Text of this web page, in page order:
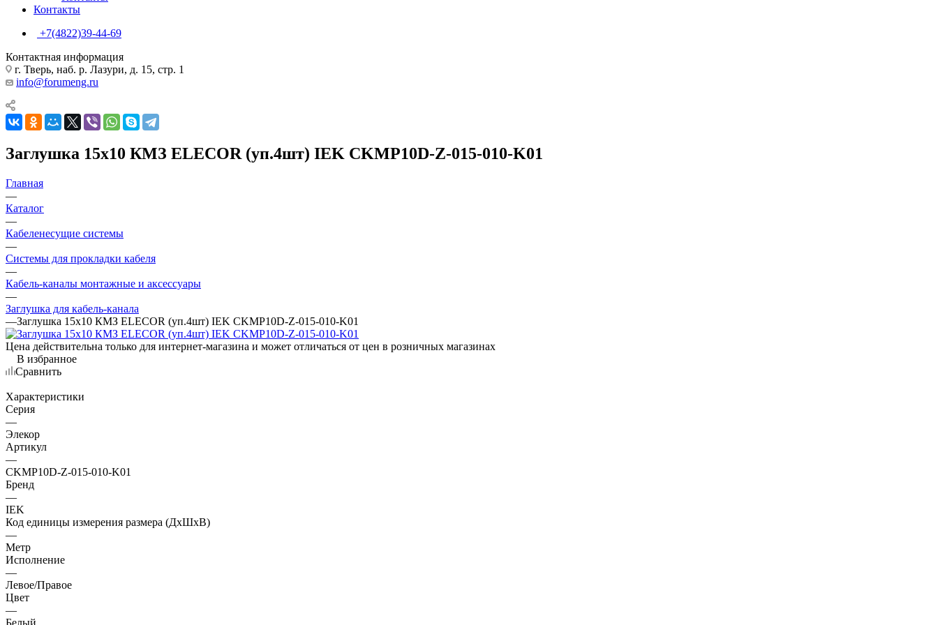
Контакты
+7(4822)39-44-69
Контактная информация
г. Тверь, наб. р. Лазури, д. 15, стр. 1
info@forumeng.ru
Заглушка 15х10 КМЗ ELECOR (уп.4шт) IEK CKMP10D-Z-015-010-K01
Главная
—
Каталог
—
Кабеленесущие системы
—
Системы для прокладки кабеля
—
Кабель-каналы монтажные и аксессуары
—
Заглушка для кабель-канала
—Заглушка 15х10 КМЗ ELECOR (уп.4шт) IEK CKMP10D-Z-015-010-K01
Цена действительна только для интернет-магазина и может отличаться от цен в розничных магазинах
В избранное
Сравнить
Характеристики
Серия
—
Элекор
Артикул
—
CKMP10D-Z-015-010-K01
Бренд
—
IEK
Код единицы измерения размера (ДхШхВ)
—
Метр
Исполнение
—
Левое/Правое
Цвет
—
Белый